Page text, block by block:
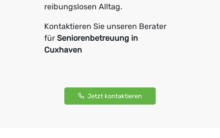
reibungslosen Alltag.
Kontaktieren Sie unseren Berater
für Seniorenbetreuung in
Cuxhaven
Jetzt kontaktieren